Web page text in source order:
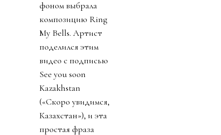
фоном выбрала
композицию Ring
My Bells. Артист
поделился этим
видео с подписью
See you soon
Kazakhstan
(«Скоро увидимся,
Казахстан»), и эта
простая фраза